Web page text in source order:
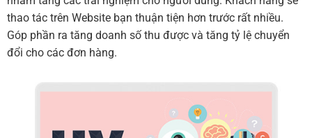
thao tác trên Website bạn thuận tiện hơn trước rất nhiều.
Góp phần ra tăng doanh số thu được và tăng tỷ lệ chuyển
đổi cho các đơn hàng.